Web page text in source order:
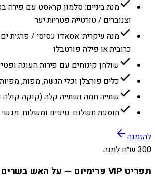
מנת ביניים: סלמון קראסט עם פירה
וצנוברים / טורטייה פטריות יער
מנה עיקרית: אסאדו עסיסי / פרגית ים
כרובית או פילה פורטבלו
שולחן קינוחים עם פירות העונה
כלים פורצלן וכלי הגשה, מפות,
שתייה חמה ושתייה קלה (קוקה קולה
תוספת תשלום: טיפים ומשלוח.
להזמנה
300 ש״ח למנה
תפריט VIP פרימיום — על האש בשרים מובחרים